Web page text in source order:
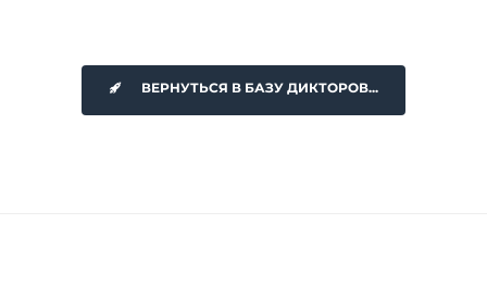
ВЕРНУТЬСЯ В БАЗУ ДИКТОРОВ...